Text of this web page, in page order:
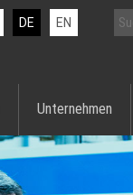
DE EN
Unternehmen